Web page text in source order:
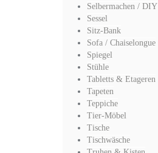
Selbermachen / DIY
Sessel
Sitz-Bank
Sofa / Chaiselongue
Spiegel
Stühle
Tabletts & Etageren
Tapeten
Teppiche
Tier-Möbel
Tische
Tischwäsche